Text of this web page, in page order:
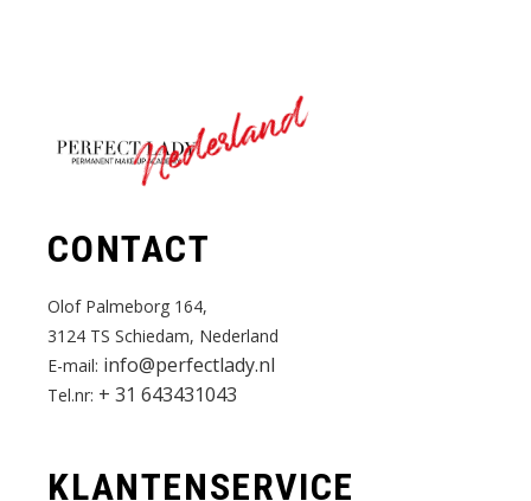
Nederland
CONTACT
Olof Palmeborg 164,
3124 TS Schiedam, Nederland
E-mail: info@perfectlady.nl
Tel.nr: + 31 643431043
KLANTENSERVICE